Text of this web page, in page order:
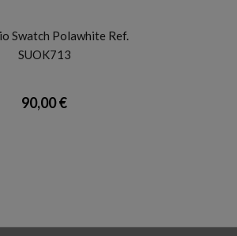
Swatch Polawhite Ref.
SUOK713
90,00 €